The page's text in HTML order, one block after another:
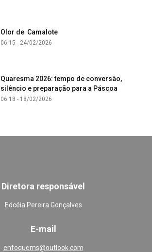
Olor de Camalote
06:15 - 24/02/2026
Quaresma 2026: tempo de conversão,
silêncio e preparação para a Páscoa
06:18 - 18/02/2026
Diretora responsável
Edcéia Pereira Gonçalves
E-mail
enfoquems@outlook.com